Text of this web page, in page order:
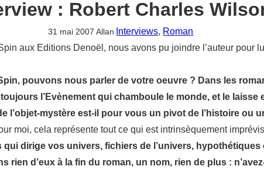
: Robert Charles
31 mai 2007 Allan Interviews, Roman
aux Editions Denoël, nous avons pu joindre l’auteur
pouvons nous parler de votre oeuvre ? Dans les
l’Evènement qui chamboule le monde, et le
l’objet-mystère est-il pour vous un pivot de l’histoire ou
moi, cela représente tout ce qui est intrinsèquement
qui dirige vos univers, fichiers de l’univers,
rien d’eux à la fin du roman, un nom, rien de plus :